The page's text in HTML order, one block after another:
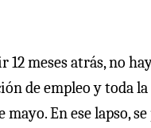
meses atrás, no
de empleo y toda
En ese lapso,